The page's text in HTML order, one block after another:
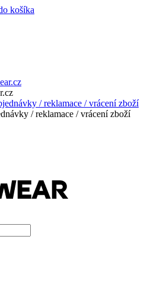
košíka
/ reklamace / vrácení zboží
/ reklamace / vrácení zboží